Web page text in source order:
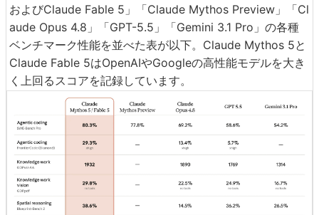
およびClaude Fable 5」「Claude Mythos Preview」「Cl
aude Opus 4.8」「GPT-5.5」「Gemini 3.1 Pro」の各種
ベンチマーク性能を並べた表が以下。Claude Mythos 5と
Claude Fable 5はOpenAIやGoogleの高性能モデルを大き
く上回るスコアを記録しています。